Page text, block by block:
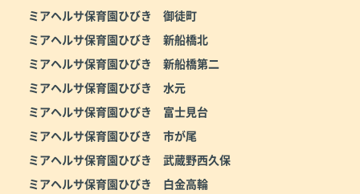
ミアヘルサ保育園ひびき 御徒町
ミアヘルサ保育園ひびき 新船橋北
ミアヘルサ保育園ひびき 新船橋第二
ミアヘルサ保育園ひびき 水元
ミアヘルサ保育園ひびき 富士見台
ミアヘルサ保育園ひびき 市が尾
ミアヘルサ保育園ひびき 武蔵野西久保
ミアヘルサ保育園ひびき 白金高輪